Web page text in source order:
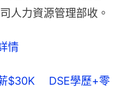
人力資源管理部收。
情
$30K DSE學歷+零